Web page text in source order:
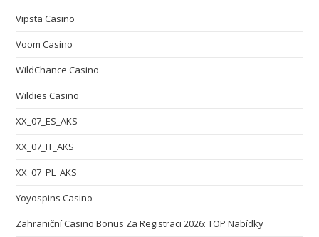
Vipsta Casino
Voom Casino
WildChance Casino
Wildies Casino
XX_07_ES_AKS
XX_07_IT_AKS
XX_07_PL_AKS
Yoyospins Casino
Zahraniční Casino Bonus Za Registraci 2026: TOP Nabídky